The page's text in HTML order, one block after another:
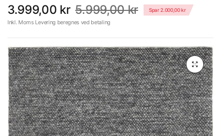
3.999,00 kr 5.999,00 kr Spar 2.000,00 kr
Inkl. Moms Levering beregnes ved betaling